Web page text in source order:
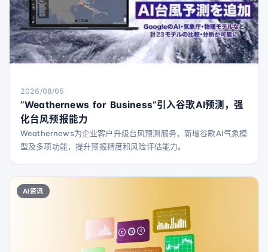
2026/08/05
“Weathernews for Business”引入谷歌AI预测，强
化台风预报能力
Weathernews为企业客户升级台风预测服务，新增谷歌AI气象模
型及多项功能，提升预报精度和风险评估能力。
AI资讯